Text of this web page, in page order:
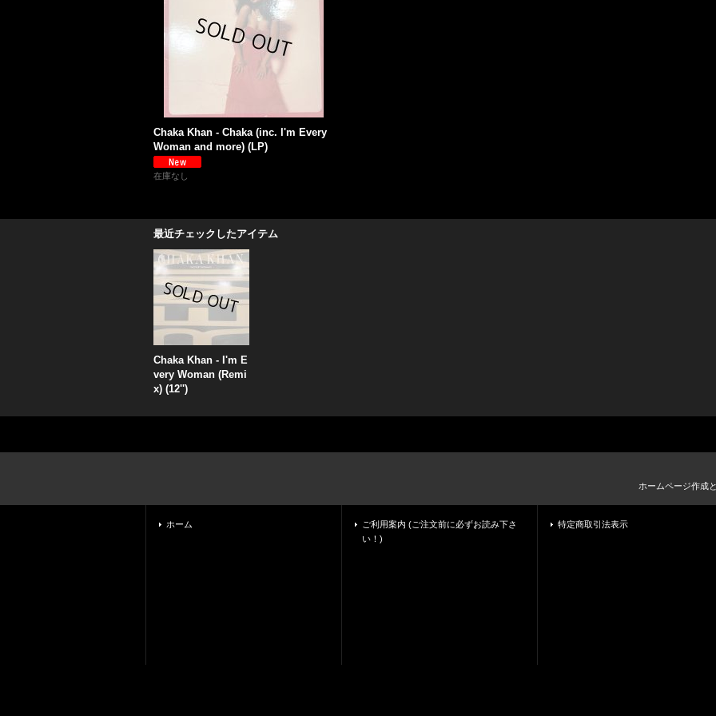
Chaka Khan - Chaka (inc. I'm Every
Woman and more) (LP)
在庫なし
最近チェックしたアイテム
Chaka Khan - I'm E
very Woman (Remi
x) (12'')
ホームページ作成
ホーム
ご利用案内 (ご注文前に必ずお読み下さ
い！)
特定商取引法表示